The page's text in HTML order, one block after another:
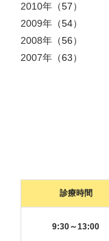
2010年 （57）
2009年 （54）
2008年 （56）
2007年 （63）
診療時間
9:30～13:00